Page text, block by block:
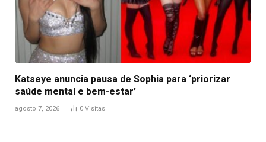
Katseye anuncia pausa de Sophia para ‘priorizar
saúde mental e bem-estar’
agosto 7, 2026 0 Visitas